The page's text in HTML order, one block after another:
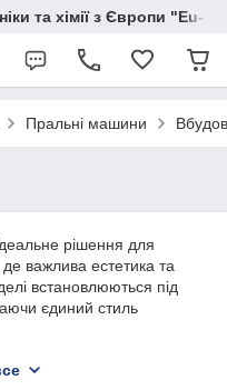
та хімії з Європи "Eu-
Пральні машини
рішення для
де важлива естетика та
встановлюються під
єдиний стиль
та інших. Усі моделі